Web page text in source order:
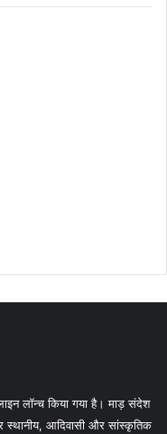
लॉन्च किया गया है। माड़ संदेश
स्थानीय, आदिवासी और सांस्कृतिक